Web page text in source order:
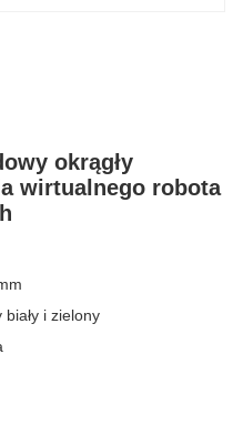
okrągły
wirtualnego robota
i zielony